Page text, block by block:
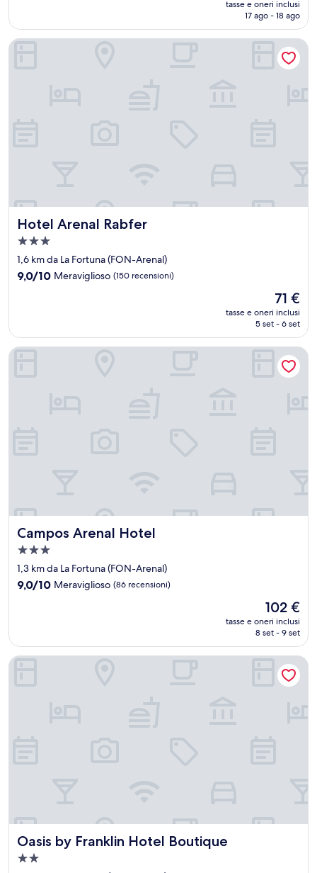
recensioni)
attuale
93 €
tasse e oneri inclusi
17 ago - 18 ago
Hotel Arenal Rabfer
Hotel Arenal Rabfer
Struttura
a
3.0
1,6 km da La Fortuna (FON-Arenal)
9.0
recensioni)
9,0/10 Meraviglioso (150 recensioni)
Il
prezzo
attuale
71 €
71 €
tasse e oneri inclusi
5 set - 6 set
Hotel Arenal Rabfer
Campos Arenal Hotel
Campos Arenal Hotel
Struttura
a
3.0
stelle
1,3 km da La Fortuna (FON-Arenal)
9.0
recensioni)
9,0/10 Meraviglioso (86 recensioni)
Il
prezzo
attuale
102 €
102 €
tasse e oneri inclusi
8 set - 9 set
Campos Arenal Hotel
Oasis by Franklin Hotel Boutique
Oasis by Franklin Hotel Boutique
Struttura
Oasis by Franklin Hotel Boutique